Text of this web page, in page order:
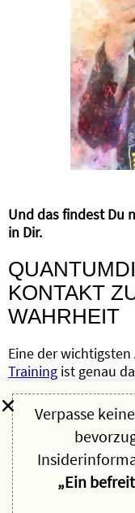
Und das findest Du
in Dir.
KONTAKT
WAHRHEIT
Eine der
Training ist genau
Selbst und Deiner
Hier findet
dass Du vor den
Mechanisierung
Nicht, weil Du Dich
Verpasse
„Ein